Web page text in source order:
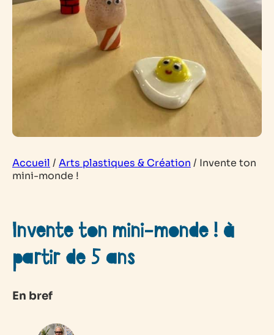
Accueil / Arts plastiques & Création / Invente ton
mini-monde !
Invente ton mini-monde ! à
partir de 5 ans
En bref